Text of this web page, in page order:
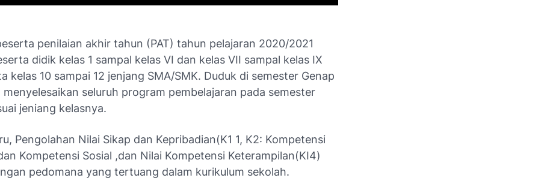
penilaian akhir tahun (PAT) tahun pelajaran 2020/2021
didik kelas 1 sampal kelas VI dan kelas VII sampal kelas IX
kelas 10 sampai 12 jenjang SMA/SMK. Duduk di semester Genap
menyelesaikan seluruh program pembelajaran pada semester
jeniang kelasnya.
Pengolahan Nilai Sikap dan Kepribadian(K1 1, K2: Kompetensi
Kompetensi Sosial ,dan Nilai Kompetensi Keterampilan(KI4)
pedomana yang tertuang dalam kurikulum sekolah.